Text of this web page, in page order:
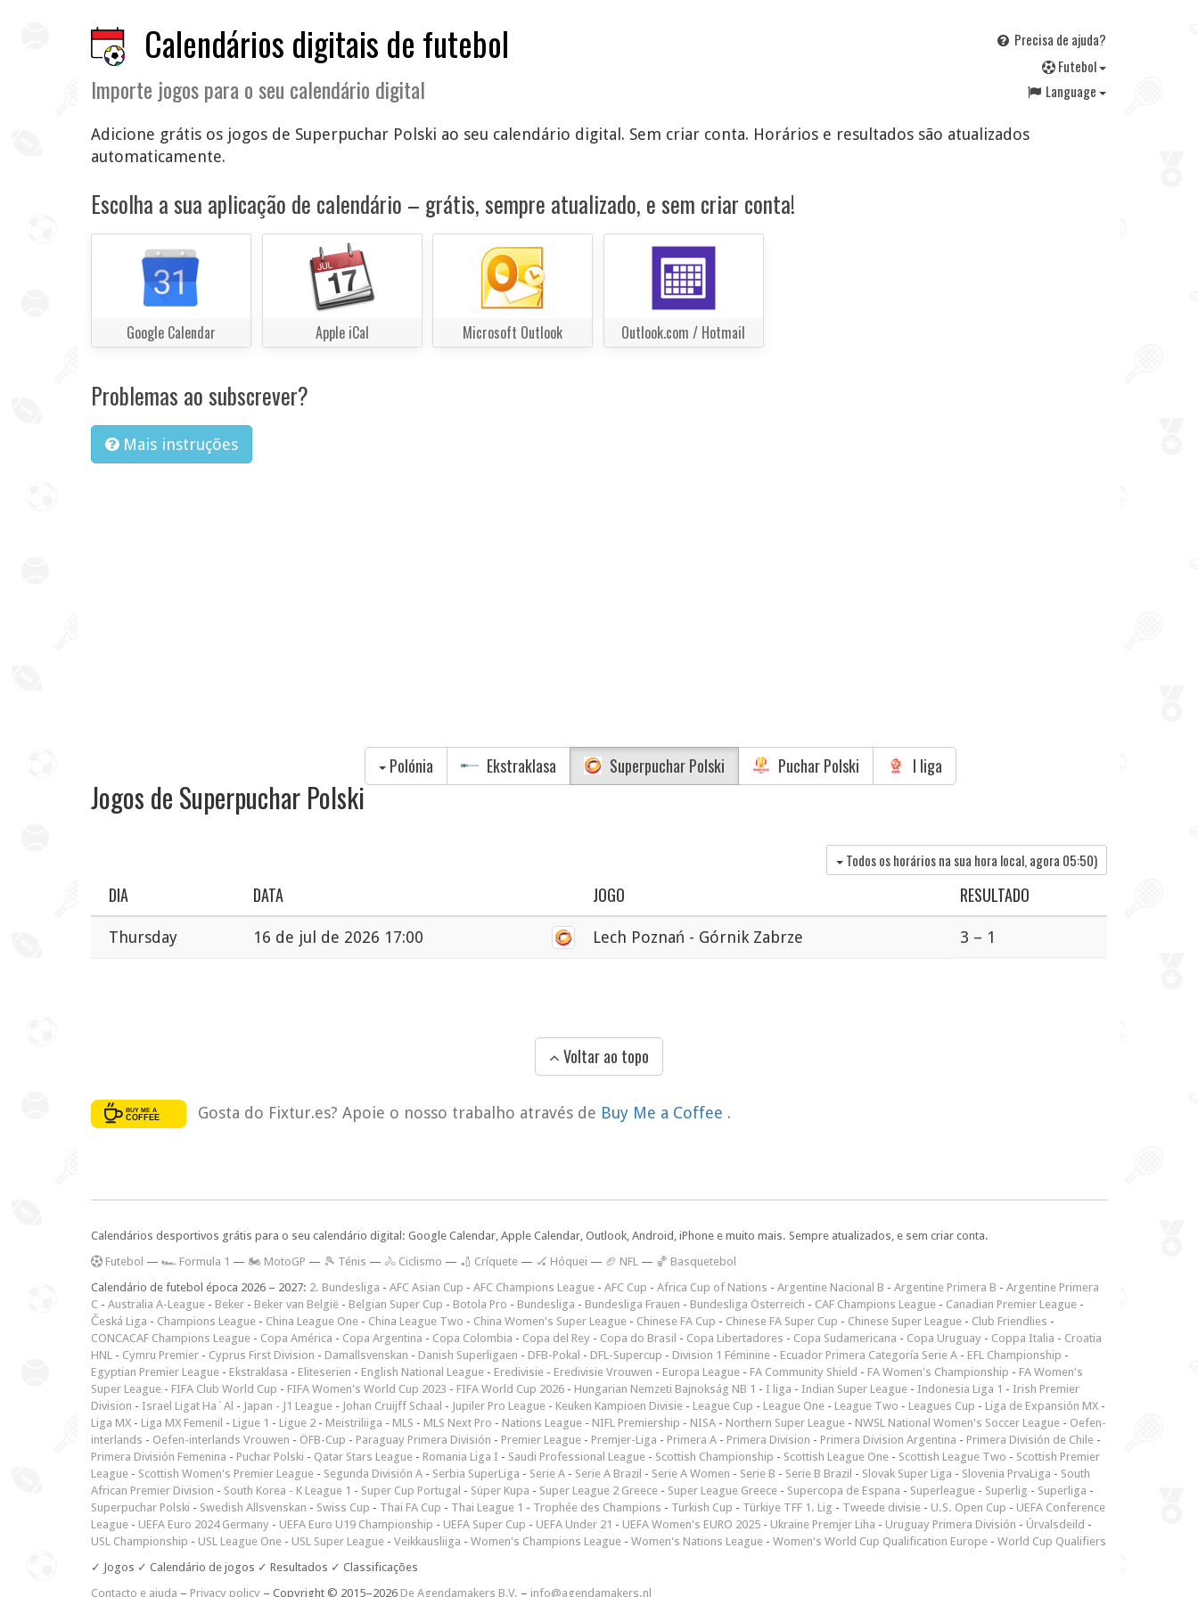
Calendários digitais de futebol
Importe jogos para o seu calendário digital
Precisa de ajuda?
Futebol
Language
Adicione grátis os jogos de Superpuchar Polski ao seu calendário digital. Sem criar conta. Horários e resultados são atualizados
automaticamente.
Escolha a sua aplicação de calendário – grátis, sempre atualizado, e sem criar conta!
Google Calendar Apple iCal Microsoft Outlook Outlook.com / Hotmail
Problemas ao subscrever?
Mais instruções
Jogos de Superpuchar Polski
Polónia Ekstraklasa Superpuchar Polski Puchar Polski I liga
Todos os horários na sua hora local, agora 05:50)
DIA DATA JOGO RESULTADO
Thursday 16 de jul de 2026 17:00 Lech Poznań - Górnik Zabrze 3 – 1
Voltar ao topo
Gosta do Fixtur.es? Apoie o nosso trabalho através de Buy Me a Coffee .
Calendários desportivos grátis para o seu calendário digital: Google Calendar, Apple Calendar, Outlook, Android, iPhone e muito mais. Sempre atualizados, e sem criar conta.
Futebol — 🏎️ Formula 1 — 🏍 MotoGP — 🎾 Ténis — 🚴 Ciclismo — 🏏 Críquete — 🏑 Hóquei — 🏈 NFL — 🏀 Basquetebol
Calendário de futebol época 2026 – 2027: 2. Bundesliga - AFC Asian Cup - AFC Champions League - AFC Cup - Africa Cup of Nations - Argentine Nacional B - Argentine Primera B - Argentine Primera
C - Australia A-League - Beker - Beker van België - Belgian Super Cup - Botola Pro - Bundesliga - Bundesliga Frauen - Bundesliga Österreich - CAF Champions League - Canadian Premier League -
Česká Liga - Champions League - China League One - China League Two - China Women's Super League - Chinese FA Cup - Chinese FA Super Cup - Chinese Super League - Club Friendlies -
CONCACAF Champions League - Copa América - Copa Argentina - Copa Colombia - Copa del Rey - Copa do Brasil - Copa Libertadores - Copa Sudamericana - Copa Uruguay - Coppa Italia - Croatia
HNL - Cymru Premier - Cyprus First Division - Damallsvenskan - Danish Superligaen - DFB-Pokal - DFL-Supercup - Division 1 Féminine - Ecuador Primera Categoría Serie A - EFL Championship -
Egyptian Premier League - Ekstraklasa - Eliteserien - English National League - Eredivisie - Eredivisie Vrouwen - Europa League - FA Community Shield - FA Women's Championship - FA Women's
Super League - FIFA Club World Cup - FIFA Women's World Cup 2023 - FIFA World Cup 2026 - Hungarian Nemzeti Bajnokság NB 1 - I liga - Indian Super League - Indonesia Liga 1 - Irish Premier
Division - Israel Ligat Ha`Al - Japan - J1 League - Johan Cruijff Schaal - Jupiler Pro League - Keuken Kampioen Divisie - League Cup - League One - League Two - Leagues Cup - Liga de Expansión MX -
Liga MX - Liga MX Femenil - Ligue 1 - Ligue 2 - Meistriliiga - MLS - MLS Next Pro - Nations League - NIFL Premiership - NISA - Northern Super League - NWSL National Women's Soccer League - Oefen-
interlands - Oefen-interlands Vrouwen - ÖFB-Cup - Paraguay Primera División - Premier League - Premjer-Liga - Primera A - Primera Division - Primera Division Argentina - Primera División de Chile -
Primera División Femenina - Puchar Polski - Qatar Stars League - Romania Liga I - Saudi Professional League - Scottish Championship - Scottish League One - Scottish League Two - Scottish Premier
League - Scottish Women's Premier League - Segunda División A - Serbia SuperLiga - Serie A - Serie A Brazil - Serie A Women - Serie B - Serie B Brazil - Slovak Super Liga - Slovenia PrvaLiga - South
African Premier Division - South Korea - K League 1 - Super Cup Portugal - Süper Kupa - Super League 2 Greece - Super League Greece - Supercopa de Espana - Superleague - Superlig - Superliga -
Superpuchar Polski - Swedish Allsvenskan - Swiss Cup - Thai FA Cup - Thai League 1 - Trophée des Champions - Turkish Cup - Türkiye TFF 1. Lig - Tweede divisie - U.S. Open Cup - UEFA Conference
League - UEFA Euro 2024 Germany - UEFA Euro U19 Championship - UEFA Super Cup - UEFA Under 21 - UEFA Women's EURO 2025 - Ukraine Premjer Liha - Uruguay Primera División - Úrvalsdeild -
USL Championship - USL League One - USL Super League - Veikkausliiga - Women's Champions League - Women's Nations League - Women's World Cup Qualification Europe - World Cup Qualifiers
✓ Jogos ✓ Calendário de jogos ✓ Resultados ✓ Classificações
Contacto e ajuda – Privacy policy – Copyright © 2015–2026 De Agendamakers B.V. – info@agendamakers.nl